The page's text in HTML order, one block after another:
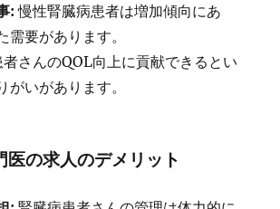
: 慢性腎臓病患者は増加傾向にあ
需要があります。
者さんのQOL向上に貢献できるとい
がいがあります。
医の求人のデメリット